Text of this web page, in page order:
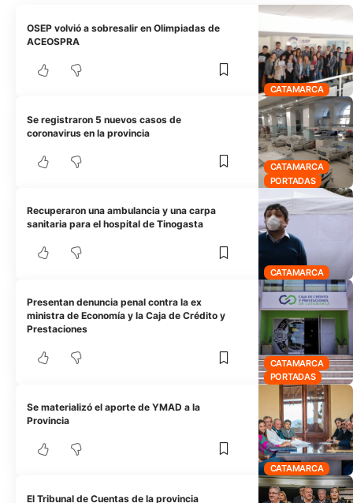
CATAMARCA
OSEP volvió a sobresalir en Olimpiadas de
ACEOSPRA
CATAMARCA
PORTADAS
Se registraron 5 nuevos casos de
coronavirus en la provincia
CATAMARCA
Recuperaron una ambulancia y una carpa
sanitaria para el hospital de Tinogasta
CATAMARCA
PORTADAS
Presentan denuncia penal contra la ex
ministra de Economía y la Caja de Crédito y
Prestaciones
CATAMARCA
Se materializó el aporte de YMAD a la
Provincia
El Tribunal de Cuentas de la provincia